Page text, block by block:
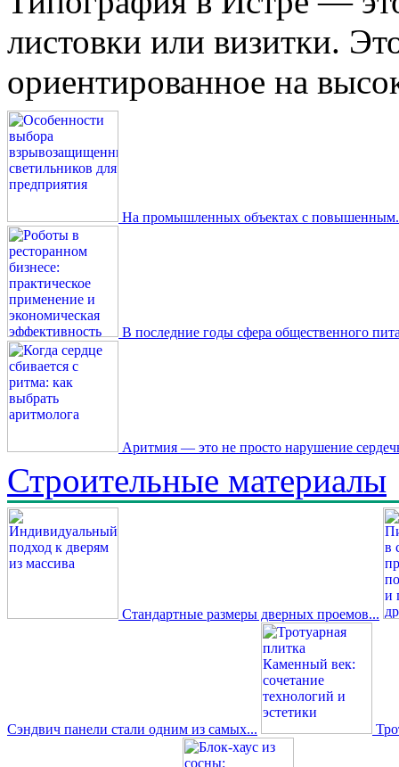
листовки или визитки.
ориентированное на
На промышленных объектах с
В последние годы сфера общественного
Аритмия — это не просто нарушение
Строительные материалы
Стандартные размеры дверных проемов...
Сэндвич панели стали одним из самых...